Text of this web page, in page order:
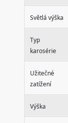
Světlá výška
Typ
karosérie
Užitečné
zatížení
Výška